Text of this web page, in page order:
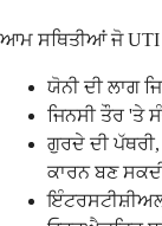
ਆਮ ਸਥਿਤੀਆਂ ਜੋ
ਯੋਨੀ ਦੀ ਲਾਗ
ਜਿਨਸੀ ਤੌਰ 'ਤੇ
ਗੁਰਦੇ ਦੀ
ਕਾਰਨ ਬਣ